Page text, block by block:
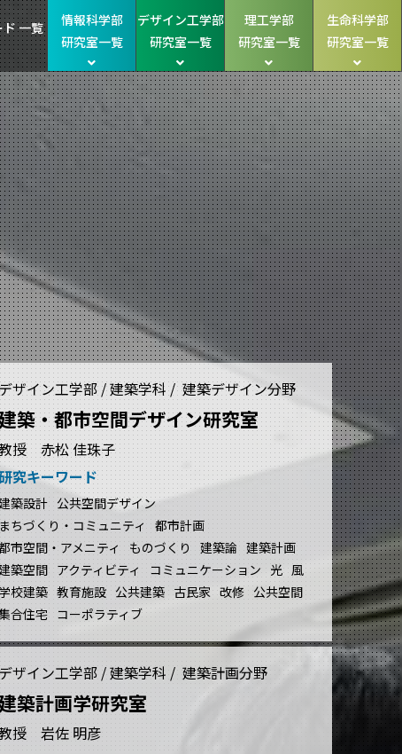
情報科学部
研究室一覧
デザイン工学部
研究室一覧
理工学部
研究室一覧
生命科学部
研究室一覧
一覧
デザイン工学部 / 建築学科 / 建築デザイン分野
築・都市空間デザイン研究室
授 赤松 佳珠子
究キーワード
築設計 公共空間デザイン
まちづくり・コミュニティ
都市計画
市空間・アメニティ
ものづくり 建築論 建築計画
築空間 アクティビティ コミュニケーション 光 風
校建築 教育施設 公共建築 古民家 改修 公共空間
合住宅 コーポラティブ
デザイン工学部 / 建築学科 / 建築計画分野
築計画学研究室
授 岩佐 明彦